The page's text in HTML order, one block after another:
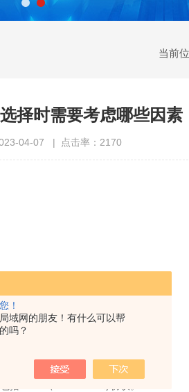
！
域网的朋友！有什么可以帮
吗？
当前
择时需要考虑哪些因素
04-07 | 点击率：2170
择相应的精度等级。
的变送器。
括RS485、MODBUS等协议。